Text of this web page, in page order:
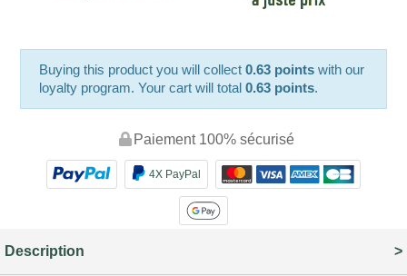
Buying this product you will collect0.63 points with our
loyalty program. Your cart will total0.63 points.
Paiement 100% sécurisé
4X PayPal
Description